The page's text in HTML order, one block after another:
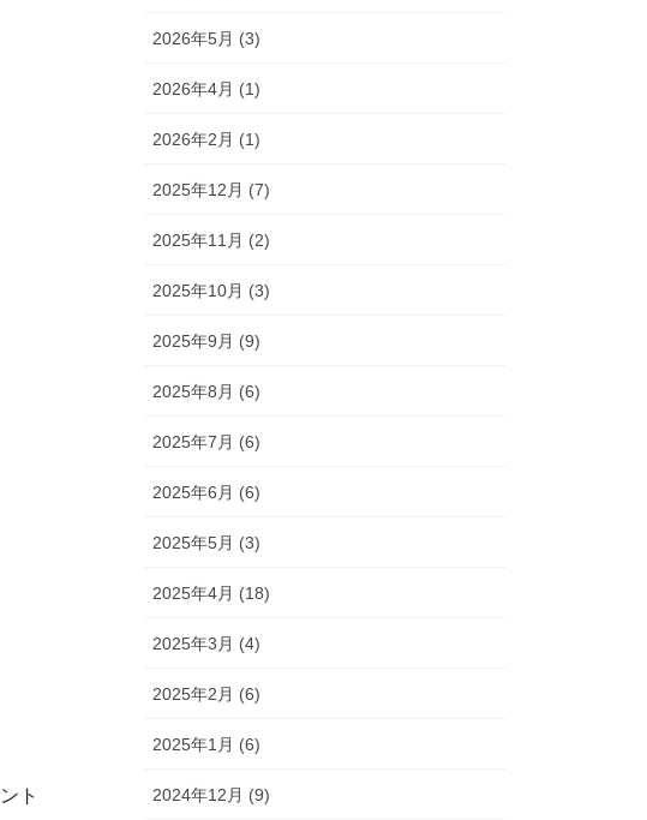
ト
2026年5月 (3)
2026年4月 (1)
2026年2月 (1)
2025年12月 (7)
2025年11月 (2)
2025年10月 (3)
2025年9月 (9)
2025年8月 (6)
2025年7月 (6)
2025年6月 (6)
2025年5月 (3)
2025年4月 (18)
2025年3月 (4)
2025年2月 (6)
2025年1月 (6)
2024年12月 (9)